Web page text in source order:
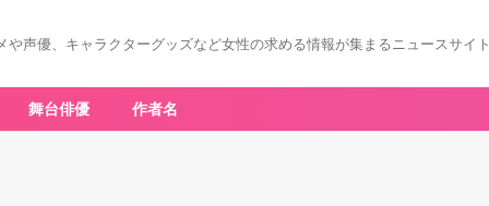
や声優、キャラクターグッズなど女性の求める情報が集まるニュースサイト
舞台俳優 作者名